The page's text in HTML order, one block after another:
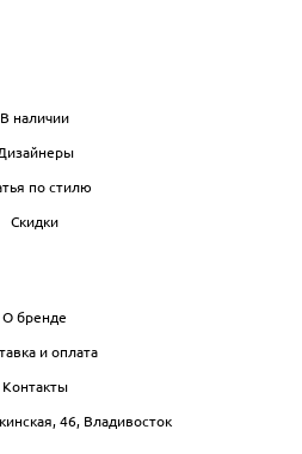
В наличии
по стилю
Скидки
О бренде
и оплата
Контакты
46, Владивосток